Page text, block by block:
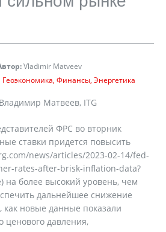
Vladimir Matveev
Геоэкономика Финансы Энергетика
Матвеев, ITG
ФРС во вторник
ставки придется повысить
news/articles/2023-02-14/fed-
rates-after-brisk-inflation-data?
более высокий уровень, чем
дальнейшее снижение
как новые данные показали
ценового давления,